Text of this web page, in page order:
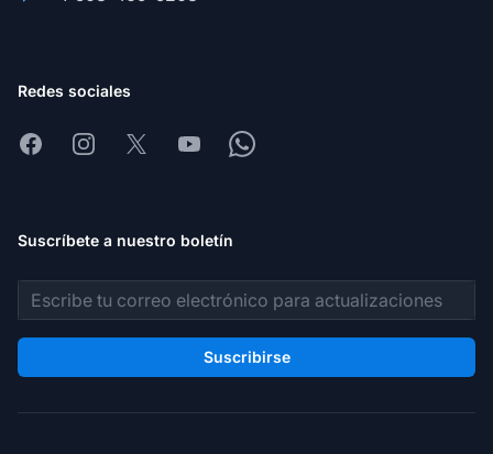
Redes sociales
FacebookInstagram
X YoutubeWhatsapp
Suscríbete a nuestro boletín
Dirección de correo electrónico
Suscribirse